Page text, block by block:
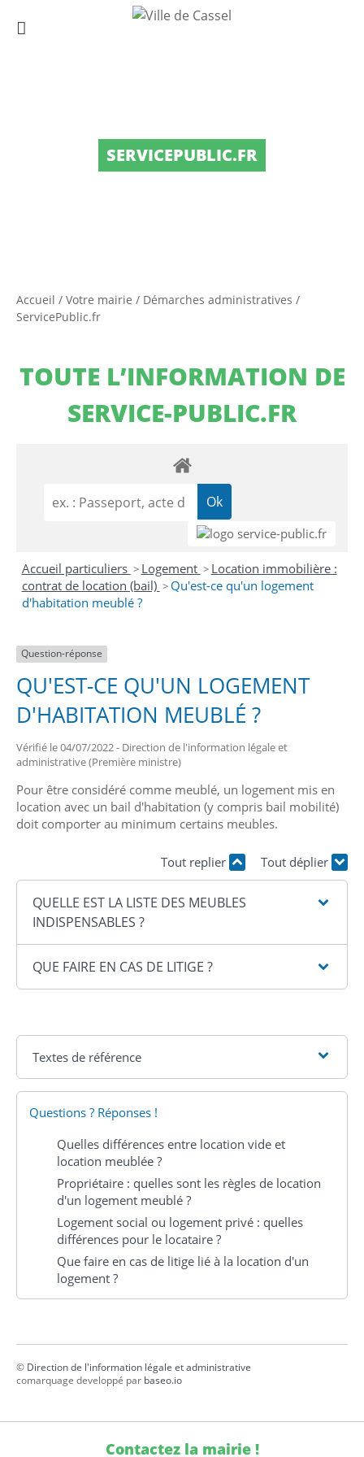
SERVICEPUBLIC.FR
Accueil / Votre mairie / Démarches administratives /
ServicePublic.fr
TOUTE L’INFORMATION DE
SERVICE-PUBLIC.FR
Accueil particuliers > Logement > Location immobilière :
contrat de location (bail) > Qu'est-ce qu'un logement
d'habitation meublé ?
Question-réponse
QU'EST-CE QU'UN LOGEMENT
D'HABITATION MEUBLÉ ?
Vérifié le 04/07/2022 - Direction de l'information légale et
administrative (Première ministre)
Pour être considéré comme meublé, un logement mis en
location avec un bail d'habitation (y compris bail mobilité)
doit comporter au minimum certains meubles.
Tout replier Tout déplier
QUELLE EST LA LISTE DES MEUBLES
INDISPENSABLES ?
QUE FAIRE EN CAS DE LITIGE ?
Textes de référence
Questions ? Réponses !
Quelles différences entre location vide et
location meublée ?
Propriétaire : quelles sont les règles de location
d'un logement meublé ?
Logement social ou logement privé : quelles
différences pour le locataire ?
Que faire en cas de litige lié à la location d'un
logement ?
© Direction de l'information légale et administrative
comarquage developpé par baseo.io
Contactez la mairie !